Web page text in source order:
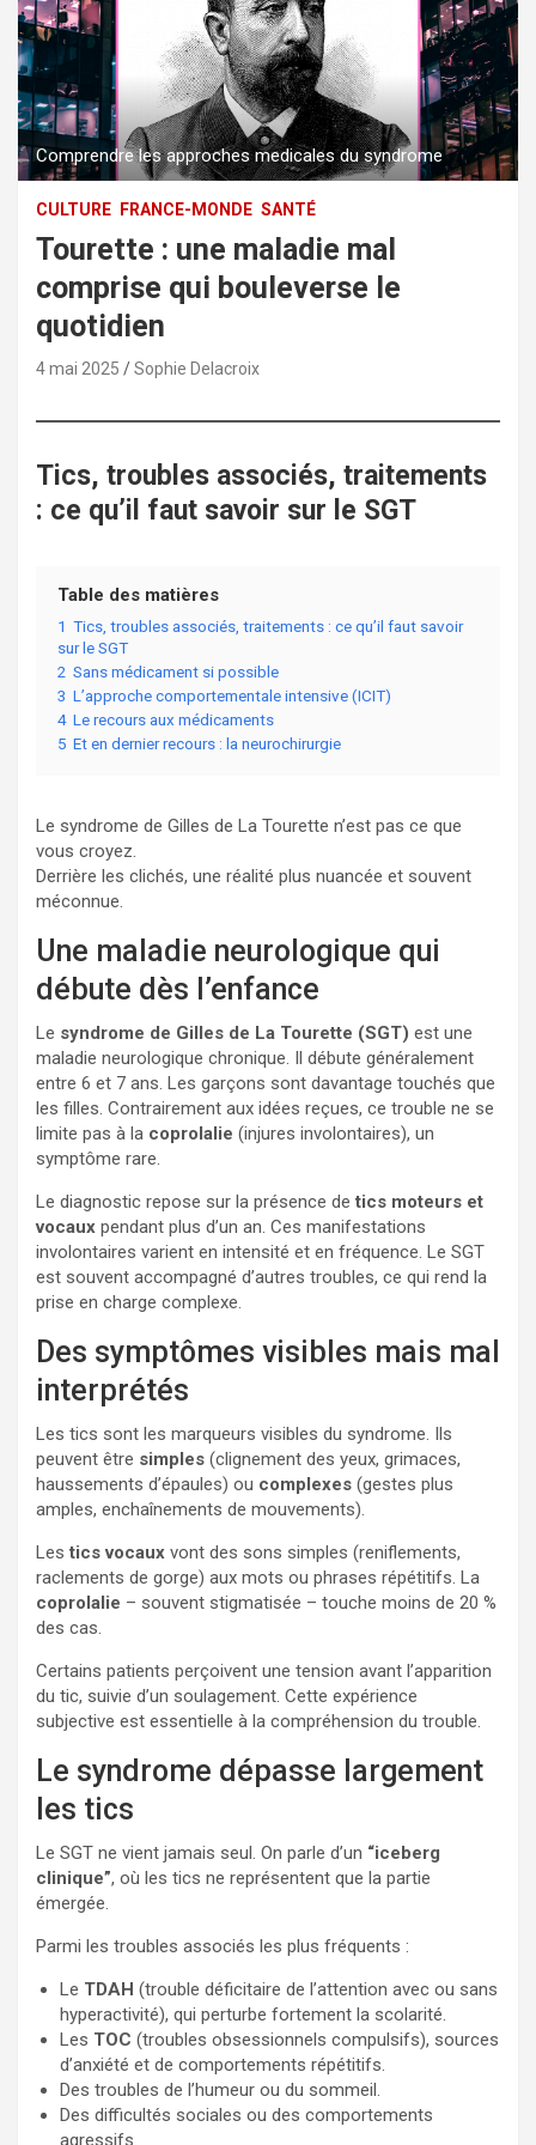
Comprendre les approches medicales du syndrome
CULTURE FRANCE-MONDE SANTÉ
Tourette : une maladie mal
comprise qui bouleverse le
quotidien
4 mai 2025 Sophie Delacroix
Tics, troubles associés, traitements
: ce qu’il faut savoir sur le SGT
Table des matières
1 Tics, troubles associés, traitements : ce qu’il faut savoir
sur le SGT
2 Sans médicament si possible
3 L’approche comportementale intensive (ICIT)
4 Le recours aux médicaments
5 Et en dernier recours : la neurochirurgie
Le syndrome de Gilles de La Tourette n’est pas ce que
vous croyez.
Derrière les clichés, une réalité plus nuancée et souvent
méconnue.
Une maladie neurologique qui
débute dès l’enfance
Le syndrome de Gilles de La Tourette (SGT) est une
maladie neurologique chronique. Il débute généralement
entre 6 et 7 ans. Les garçons sont davantage touchés que
les filles. Contrairement aux idées reçues, ce trouble ne se
limite pas à la coprolalie (injures involontaires), un
symptôme rare.
Le diagnostic repose sur la présence detics moteurs et
vocaux pendant plus d’un an. Ces manifestations
involontaires varient en intensité et en fréquence. Le SGT
est souvent accompagné d’autres troubles, ce qui rend la
prise en charge complexe.
Des symptômes visibles mais mal
interprétés
Les tics sont les marqueurs visibles du syndrome. Ils
peuvent être simples (clignement des yeux, grimaces,
haussements d’épaules) ou complexes (gestes plus
amples, enchaînements de mouvements).
Lestics vocaux vont des sons simples (reniflements,
raclements de gorge) aux mots ou phrases répétitifs. La
coprolalie – souvent stigmatisée – touche moins de 20 %
des cas.
Certains patients perçoivent une tension avant l’apparition
du tic, suivie d’un soulagement. Cette expérience
subjective est essentielle à la compréhension du trouble.
Le syndrome dépasse largement
les tics
Le SGT ne vient jamais seul. On parle d’un “iceberg
clinique”, où les tics ne représentent que la partie
émergée.
Parmi les troubles associés les plus fréquents :
Le TDAH (trouble déficitaire de l’attention avec ou sans
hyperactivité), qui perturbe fortement la scolarité.
Les TOC (troubles obsessionnels compulsifs), sources
d’anxiété et de comportements répétitifs.
Des troubles de l’humeur ou du sommeil.
Des difficultés sociales ou des comportements
agressifs.